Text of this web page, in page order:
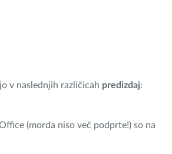
v naslednjih različicah predizdaj:
(morda niso več podprte!) so na